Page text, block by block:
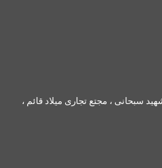
سبحانی ، مجتع تجاری میلاد قائم ،